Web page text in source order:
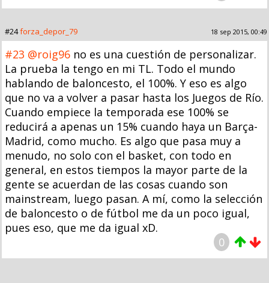
#24forza_depor_79 18 sep 2015, 00:49
#23 @roig96 no es una cuestión de personalizar.
La prueba la tengo en mi TL. Todo el mundo
hablando de baloncesto, el 100%. Y eso es algo
que no va a volver a pasar hasta los Juegos de Río.
Cuando empiece la temporada ese 100% se
reducirá a apenas un 15% cuando haya un Barça-
Madrid, como mucho. Es algo que pasa muy a
menudo, no solo con el basket, con todo en
general, en estos tiempos la mayor parte de la
gente se acuerdan de las cosas cuando son
mainstream, luego pasan. A mí, como la selección
de baloncesto o de fútbol me da un poco igual,
pues eso, que me da igual xD.
0